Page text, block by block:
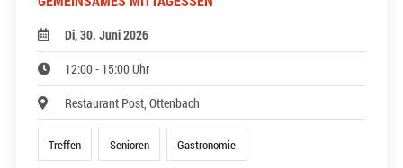
Di, 30. Juni 2026
12:00 - 15:00 Uhr
Restaurant Post, Ottenbach
Treffen Senioren Gastronomie